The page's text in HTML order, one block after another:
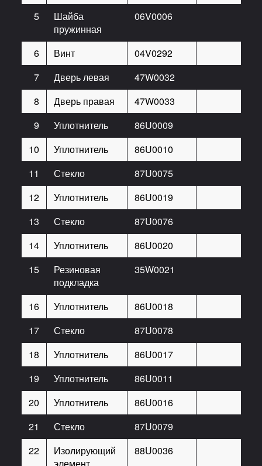
5
Шайба
пружинная
06V0006
6 Винт 04V0292
7
Дверь левая 47W0032
8
Дверь правая 47W0033
9
Уплотнитель 86U0009
10
Уплотнитель 86U0010
11
Стекло 87U0075
12
Уплотнитель 86U0019
13
Стекло 87U0076
14
Уплотнитель 86U0020
15
Резиновая
подкладка
35W0021
16 Уплотнитель 86U0018
17
Стекло 87U0078
18
Уплотнитель 86U0017
19
Уплотнитель 86U0011
20
Уплотнитель 86U0016
21
Стекло 87U0079
22
Изолирующий
88U0036